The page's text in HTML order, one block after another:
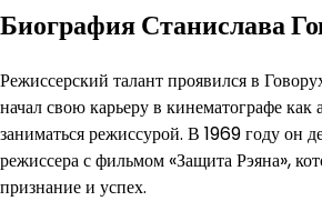
Биография Станислава
Режиссерский талант проявился в
начал свою карьеру в кинематографе как
заниматься режиссурой. В 1969 году он
режиссера с фильмом «Защита Рэяна»,
признание и успех.